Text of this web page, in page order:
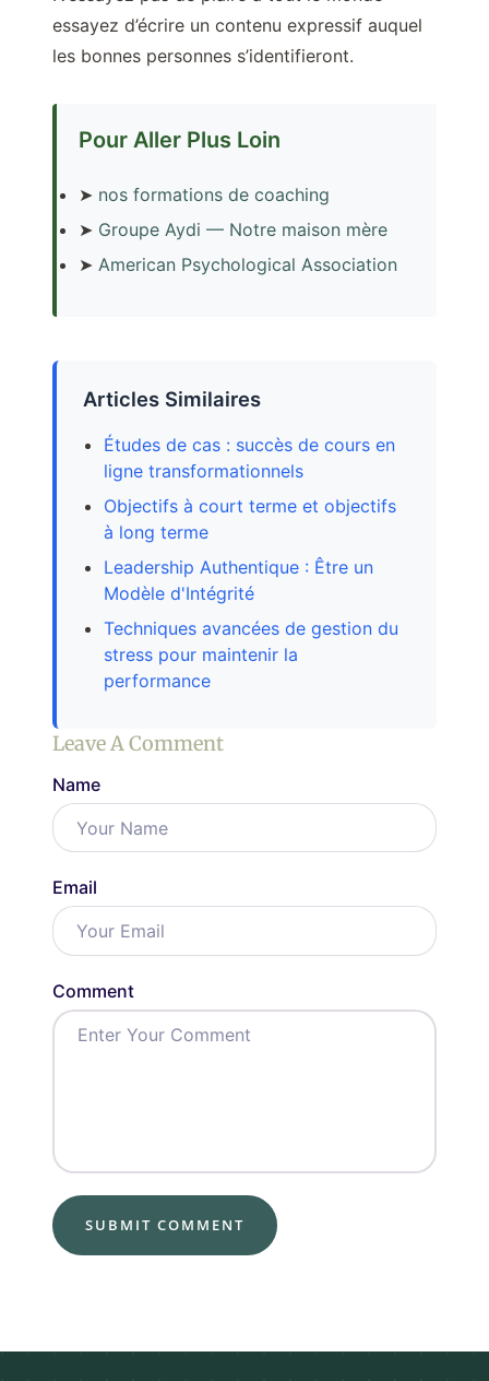
essayez d’écrire un contenu expressif auquel
les bonnes personnes s’identifieront.
Pour Aller Plus Loin
➤ nos formations de coaching
➤ Groupe Aydi — Notre maison mère
➤ American Psychological Association
Articles Similaires
Études de cas : succès de cours en
ligne transformationnels
Objectifs à court terme et objectifs
à long terme
Leadership Authentique : Être un
Modèle d'Intégrité
Techniques avancées de gestion du
stress pour maintenir la
performance
Leave A Comment
Name
Email
Comment